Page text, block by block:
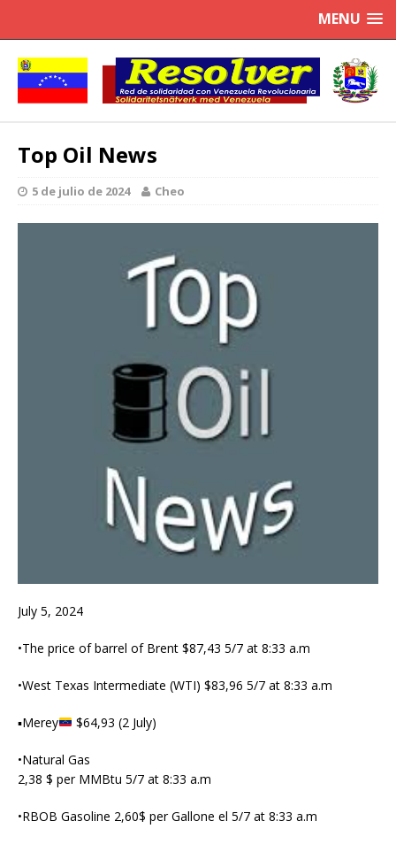
MENU
Top Oil News
5 de julio de 2024 Cheo
July 5, 2024
•The price of barrel of Brent $87,43 5/7 at 8:33 a.m
•West Texas Intermediate (WTI) $83,96 5/7 at 8:33 a.m
▪︎Merey $64,93 (2 July)
•Natural Gas
2,38 $ per MMBtu 5/7 at 8:33 a.m
•RBOB Gasoline 2,60$ per Gallone el 5/7 at 8:33 a.m